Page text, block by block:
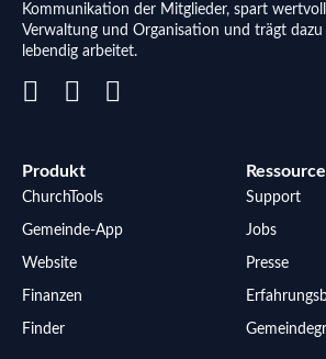
Kommunikation der Mitglieder, spart
Verwaltung und Organisation und trägt dazu
lebendig arbeitet.
Produkt
ChurchTools
Gemeinde-App
Website
Finanzen
Finder
Support
Jobs
Presse